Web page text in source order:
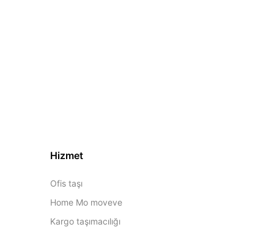
Hizmet
Ofis taşı
Home Mo moveve
Kargo taşımacılığı